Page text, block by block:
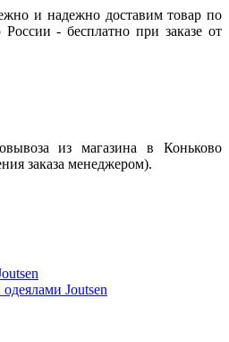
и надежно доставим товар по
- бесплатно при заказе от
из магазина в Коньково
заказа менеджером).
Joutsen